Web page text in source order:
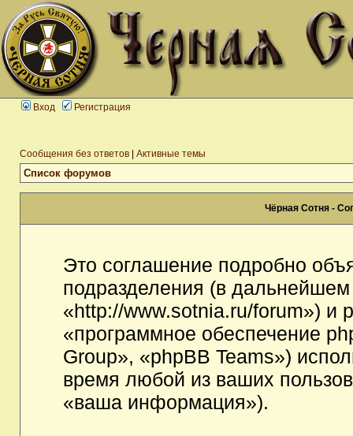
Вход Регистрация
Сообщения без ответов Активные темы
Список форумов
Чёрная Сотня -
Это соглашение подробно
подразделения (в
«http://www.sotnia.ru/forum») и
«программное обеспечение
Group», «phpBB Teams»)
время любой из ваших
«ваша информация»).